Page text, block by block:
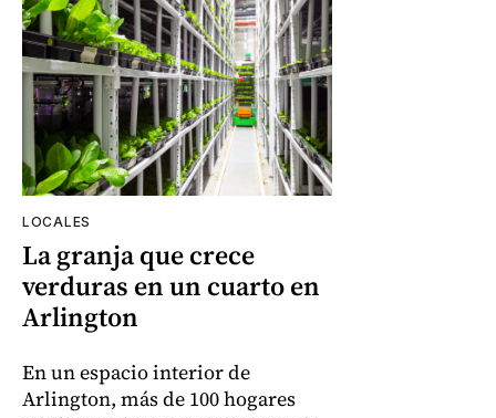
LOCALES
La granja que crece
verduras en un cuarto en
Arlington
En un espacio interior de
Arlington, más de 100 hogares